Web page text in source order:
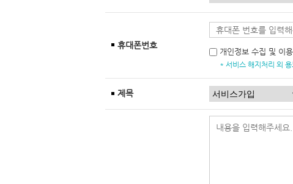
휴대폰번호
개인정보 수집 및 이용
* 서비스 해지처리 외
제목